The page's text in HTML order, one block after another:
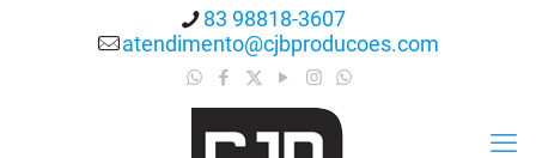
83 98818-3607
atendimento@cjbproducoes.com